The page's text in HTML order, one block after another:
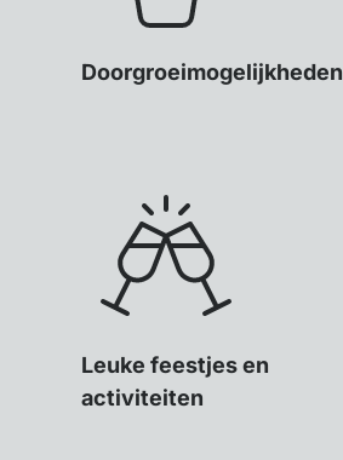
Doorgroeimogelijkheden
Leuke feestjes en
activiteiten